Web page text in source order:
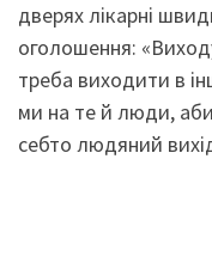
дверях лікарні
оголошення:
треба виходити в
ми на те й люди,
себто людяний